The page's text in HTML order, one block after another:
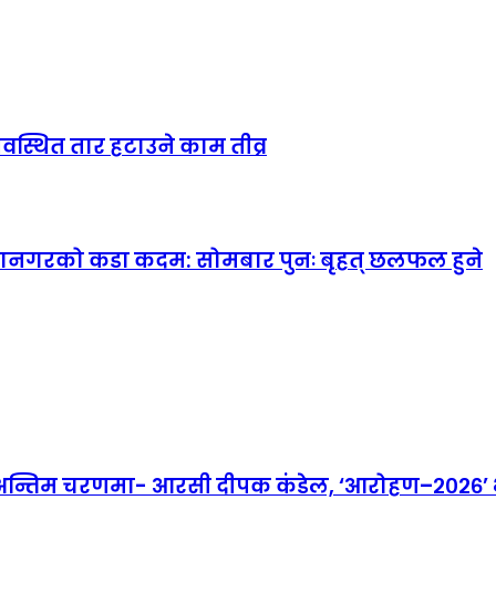
तार हटाउने काम तीव्र
कडा कदम: सोमबार पुनः बृहत् छलफल हुने
चरणमा- आरसी दीपक कंडेल,